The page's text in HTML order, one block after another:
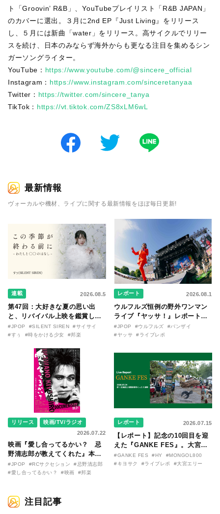
ト「Groovin’ R&B」、YouTubeプレイリスト「R&B JAPAN」
のカバーに選出。３月に2nd EP『Just Living』をリリース
し、５月には新曲「water」をリリース。高サイクルでリリー
スを続け、日本のみならず海外からも更なる注目を集めるシン
ガーソングライター。
YouTube： https://www.youtube.com/@sincere_official
Instagram： https://www.instagram.com/sinceretanyaa
Twitter： https://twitter.com/sincere_tanya
TikTok： https://vt.tiktok.com/ZS8xLM6wL
最新情報
ヴォーカルや機材、ライブに関する最新情報をほぼ毎日更新!
連載 2026.08.5
第47回：大好きな夏の思い出
と、リバイバル上映を鑑賞した
『時をかける少女』のおはなし
〜SILENT SIREN・すぅ『この
〇のはなし〜』
#JPOP #SILENT SIREN
#サイサイ
#すぅ
#時をかける少女 #邦楽
レポート 2026.08.1
ウルフルズ恒例の野外ワンマン
ライブ『ヤッサ！』レポート！
リリースから30年を迎えたアル
バム『バンザイ』完全再現に、
た日。
#JPOP #ウルフルズ
#バンザイ
#ヤッサ
#ライブレポ
リリース
映画/TV/ラジオ
2026.07.22
映画『愛し合ってるかい？ 忌
野清志郎が教えてくれた』本予
告映像とキービジュアルがつい
に解禁！ キヨシロー関連商品も
#JPOP #RCサクセション
#忌野清志郎
#愛し合ってるかい？
#映画 #邦楽
レポート 2026.07.15
【レポート】記念の10回目を迎
えた『GANKE FES』。大宮エ
リー作『アイヌの神々の崖』を
前に、キヨサク
#GANKE FES #HY
#MONGOL800
#キヨサク
#ライブレポ #大宮エリー
注目記事